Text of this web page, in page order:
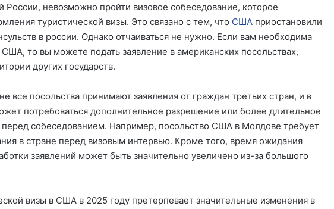
России, невозможно пройти визовое собеседование, которое
туристической визы. Это связано с тем, что США приостановили
в россии. Однако отчаиваться не нужно. Если вам необходима
США, то вы можете подать заявление в американских посольствах,
других государств.
все посольства принимают заявления от граждан третьих стран, и в
потребоваться дополнительное разрешение или более длительное
перед собеседованием. Например, посольство США в Молдове требует
в стране перед визовым интервью. Кроме того, время ожидания
заявлений может быть значительно увеличено из-за большого
визы в США в 2025 году претерпевает значительные изменения в